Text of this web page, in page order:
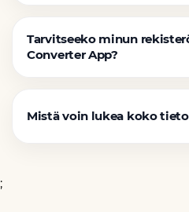
Tarvitseeko minun
Converter App?
Mistä voin lukea koko
;